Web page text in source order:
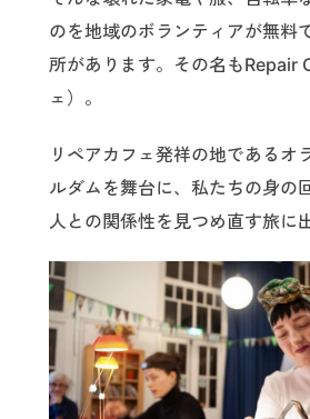
のを地域のボランティアが無料
所があります。その名もRepair
ェ）。
リペアカフェ発祥の地であるオ
ルダムを舞台に、私たちの身の
人との関係性を見つめ直す旅に